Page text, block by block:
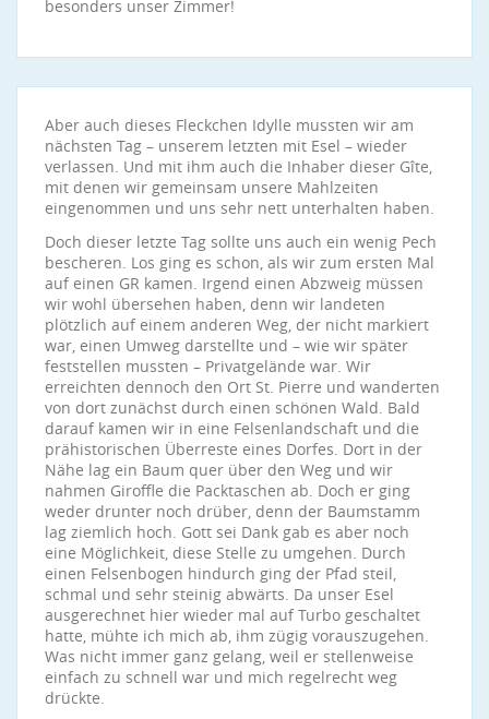
besonders unser Zimmer!
Aber auch dieses Fleckchen Idylle mussten wir am
nächsten Tag – unserem letzten mit Esel – wieder
verlassen. Und mit ihm auch die Inhaber dieser Gîte,
mit denen wir gemeinsam unsere Mahlzeiten
eingenommen und uns sehr nett unterhalten haben.
Doch dieser letzte Tag sollte uns auch ein wenig Pech
bescheren. Los ging es schon, als wir zum ersten Mal
auf einen GR kamen. Irgend einen Abzweig müssen
wir wohl übersehen haben, denn wir landeten
plötzlich auf einem anderen Weg, der nicht markiert
war, einen Umweg darstellte und – wie wir später
feststellen mussten – Privatgelände war. Wir
erreichten dennoch den Ort St. Pierre und wanderten
von dort zunächst durch einen schönen Wald. Bald
darauf kamen wir in eine Felsenlandschaft und die
prähistorischen Überreste eines Dorfes. Dort in der
Nähe lag ein Baum quer über den Weg und wir
nahmen Giroffle die Packtaschen ab. Doch er ging
weder drunter noch drüber, denn der Baumstamm
lag ziemlich hoch. Gott sei Dank gab es aber noch
eine Möglichkeit, diese Stelle zu umgehen. Durch
einen Felsenbogen hindurch ging der Pfad steil,
schmal und sehr steinig abwärts. Da unser Esel
ausgerechnet hier wieder mal auf Turbo geschaltet
hatte, mühte ich mich ab, ihm zügig vorauszugehen.
Was nicht immer ganz gelang, weil er stellenweise
einfach zu schnell war und mich regelrecht weg
drückte.